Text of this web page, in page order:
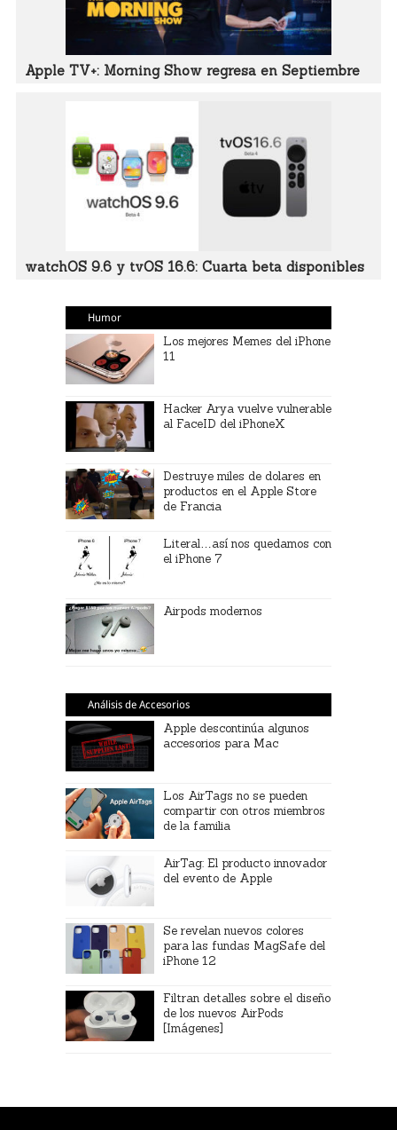
Apple TV+: Morning Show regresa en Septiembre
watchOS 9.6 y tvOS 16.6: Cuarta beta disponibles
Humor
Los mejores Memes del iPhone
11
Hacker Arya vuelve vulnerable
al FaceID del iPhoneX
Destruye miles de dolares en
productos en el Apple Store
de Francia
Literal…así nos quedamos con
el iPhone 7
Airpods modernos
Análisis de Accesorios
Apple descontinúa algunos
accesorios para Mac
Los AirTags no se pueden
compartir con otros miembros
de la familia
AirTag: El producto innovador
del evento de Apple
Se revelan nuevos colores
para las fundas MagSafe del
iPhone 12
Filtran detalles sobre el diseño
de los nuevos AirPods
[Imágenes]